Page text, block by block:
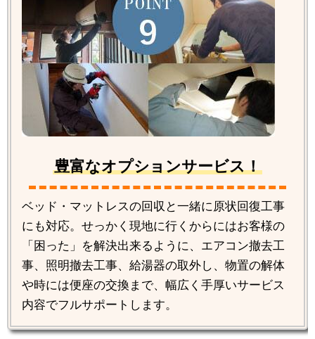
豊富なオプションサービス！
ベッド・マットレスの回収と一緒に原状回復工事
にも対応。せっかく現地に行くからにはお客様の
「困った」を解決出来るように、エアコン撤去工
事、照明撤去工事、給湯器の取外し、物置の解体
や時には便座の交換まで、幅広く手厚いサービス
内容でフルサポートします。